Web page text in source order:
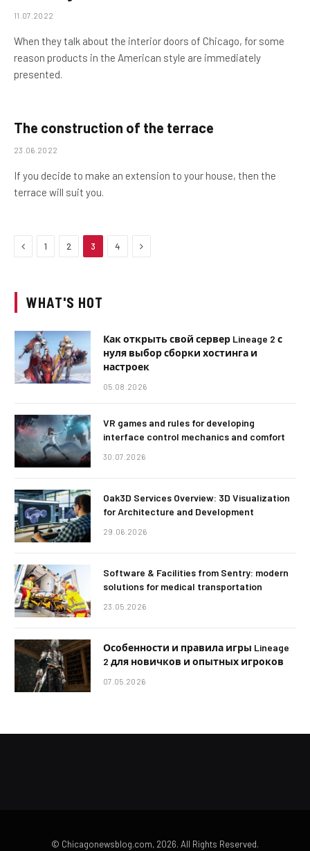
11.07.2022
When they talk about the interior doors of Chicago, for some
reason products in the American style are immediately
presented.
The construction of the terrace
23.06.2022
If you decide to make an extension to your house, then the
terrace will suit you.
Previous
1 2 3 4 Next
WHAT'S HOT
Как открыть свой сервер Lineage 2 с
нуля выбор сборки хостинга и
настроек
05.08.2026
VR games and rules for developing
interface control mechanics and comfort
30.07.2026
Oak3D Services Overview: 3D Visualization
for Architecture and Development
29.06.2026
Software & Facilities from Sentry: modern
solutions for medical transportation
23.05.2026
Особенности и правила игры Lineage
2 для новичков и опытных игроков
07.05.2026
© Chicagonewsblog.com, 2026. All Rights Reserved.